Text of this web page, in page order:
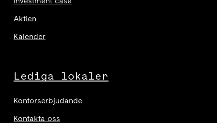
Aktien
Kalender
Lediga lokaler
Kontorserbjudande
Kontakta oss